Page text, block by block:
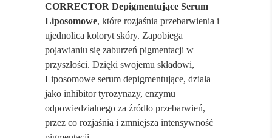
CORRECTOR Depigmentujące Serum
Liposomowe, które rozjaśnia przebarwienia i
ujednolica koloryt skóry. Zapobiega
pojawianiu się zaburzeń pigmentacji w
przyszłości. Dzięki swojemu składowi,
Liposomowe serum depigmentujące, działa
jako inhibitor tyrozynazy, enzymu
odpowiedzialnego za źródło przebarwień,
przez co rozjaśnia i zmniejsza intensywność